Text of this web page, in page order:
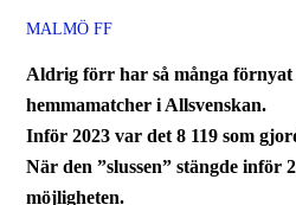
MALMÖ FF
Aldrig förr har så många
hemmamatcher i Allsvenskan.
Inför 2023 var det 8 119 som
När den ”slussen” stängde inför
möjligheten.